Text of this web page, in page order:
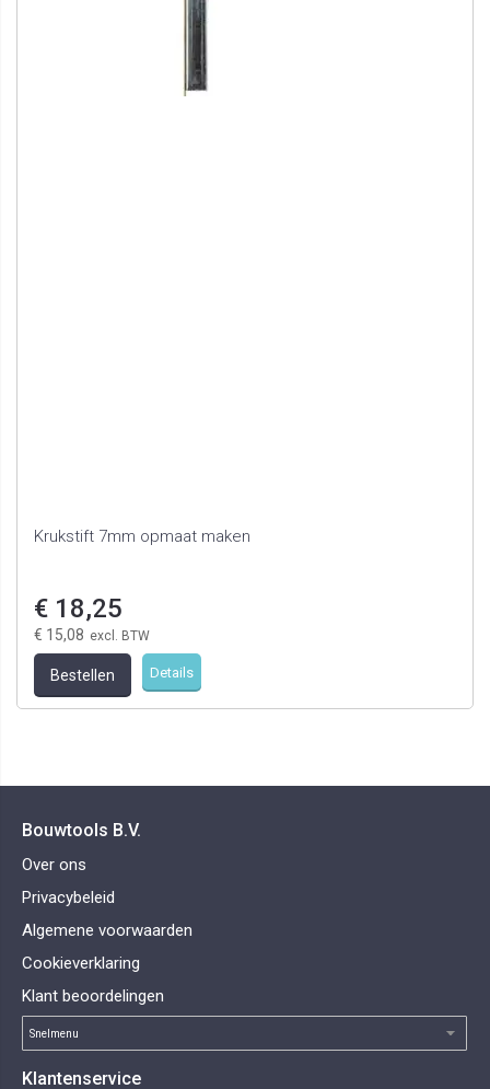
Krukstift 7mm opmaat maken
€ 18,25
€ 15,08
Bestellen Details
Bouwtools B.V.
Over ons
Privacybeleid
Algemene voorwaarden
Cookieverklaring
Klant beoordelingen
Klantenservice